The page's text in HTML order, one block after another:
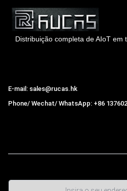
Distribuição completa de AIoT em
E-mail: sales@rucas.hk
Phone/ Wechat/ WhatsApp: +86